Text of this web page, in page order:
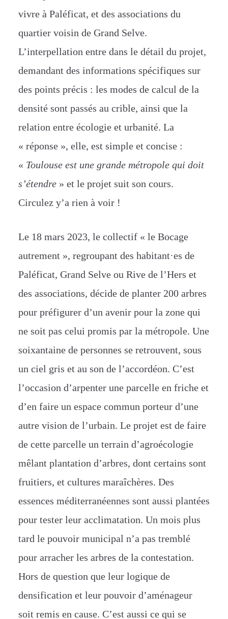
vivre à Paléficat, et des associations du
quartier voisin de Grand Selve.
L’interpellation entre dans le détail du projet,
demandant des informations spécifiques sur
des points précis : les modes de calcul de la
densité sont passés au crible, ainsi que la
relation entre écologie et urbanité. La
« réponse », elle, est simple et concise :
« Toulouse est une grande métropole qui doit
s’étendre » et le projet suit son cours.
Circulez y’a rien à voir !
Le 18 mars 2023, le collectif « le Bocage
autrement », regroupant des habitant·es de
Paléficat, Grand Selve ou Rive de l’Hers et
des associations, décide de planter 200 arbres
pour préfigurer d’un avenir pour la zone qui
ne soit pas celui promis par la métropole. Une
soixantaine de personnes se retrouvent, sous
un ciel gris et au son de l’accordéon. C’est
l’occasion d’arpenter une parcelle en friche et
d’en faire un espace commun porteur d’une
autre vision de l’urbain. Le projet est de faire
de cette parcelle un terrain d’agroécologie
mêlant plantation d’arbres, dont certains sont
fruitiers, et cultures maraîchères. Des
essences méditerranéennes sont aussi plantées
pour tester leur acclimatation. Un mois plus
tard le pouvoir municipal n’a pas tremblé
pour arracher les arbres de la contestation.
Hors de question que leur logique de
densification et leur pouvoir d’aménageur
soit remis en cause. C’est aussi ce qui se